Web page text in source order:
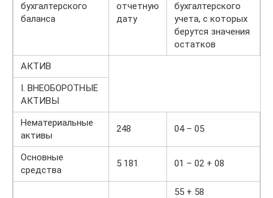
бухгалтерского
баланса
отчетную
дату
бухгалтерского
учета, с которых
берутся значения
остатков
АКТИВ
I. ВНЕОБОРОТНЫЕ
АКТИВЫ
Нематериальные
активы
248 04 – 05
Основные
средства
5 181 01 – 02 + 08
55 + 58